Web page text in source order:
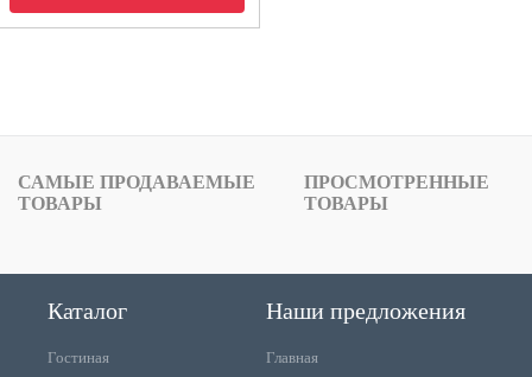
САМЫЕ ПРОДАВАЕМЫЕ
ТОВАРЫ
ПРОСМОТРЕННЫЕ
ТОВАРЫ
Каталог
Гостиная
Наши предложения
Главная